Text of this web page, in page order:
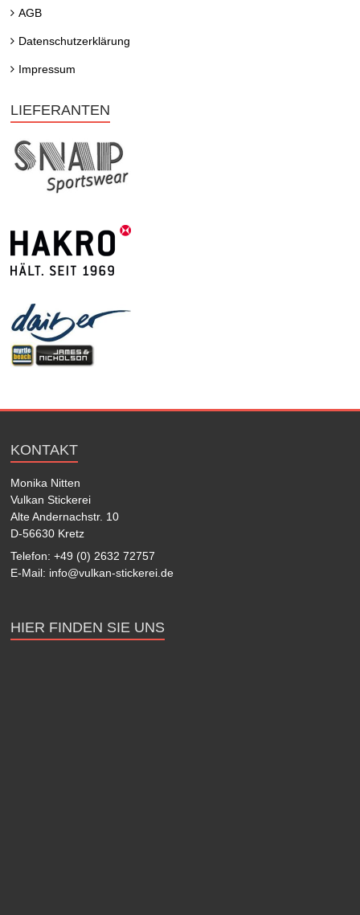
AGB
Datenschutzerklärung
Impressum
LIEFERANTEN
KONTAKT
Monika Nitten
Vulkan Stickerei
Alte Andernachstr. 10
D-56630 Kretz
Telefon: +49 (0) 2632 72757
E-Mail: info@vulkan-stickerei.de
HIER FINDEN SIE UNS